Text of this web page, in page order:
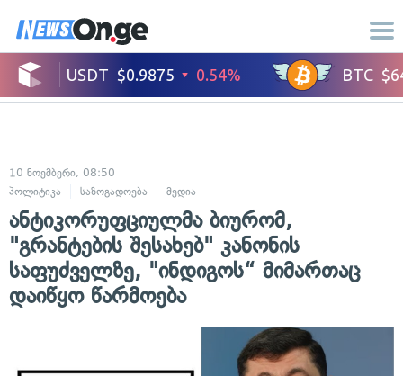
10 ნოემბერი, 08:50
პოლიტიკა
საზოგადოება მედია
ანტიკორუფციულმა ბიურომ,
"გრანტების შესახებ" კანონის
საფუძველზე, "ინდიგოს“ მიმართაც
დაიწყო წარმოება